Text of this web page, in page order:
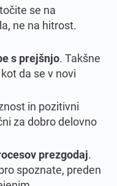
se na
ne na hitrost.
s prejšnjo. Takšne
da se v novi
in pozitivni
za dobro delovno
prezgodaj.
spoznate, preden